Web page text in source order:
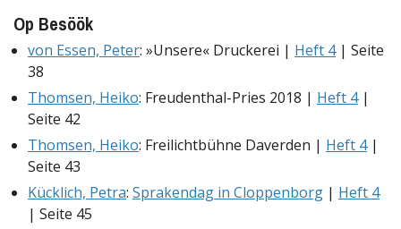
Op Besöök
von Essen, Peter: »Unsere« Druckerei | Heft 4| Seite
38
Thomsen, Heiko: Freudenthal-Pries 2018 | Heft 4|
Seite 42
Thomsen, Heiko: Freilichtbühne Daverden | Heft 4|
Seite 43
Kücklich, Petra: Sprakendag in Cloppenborg | Heft 4
| Seite 45